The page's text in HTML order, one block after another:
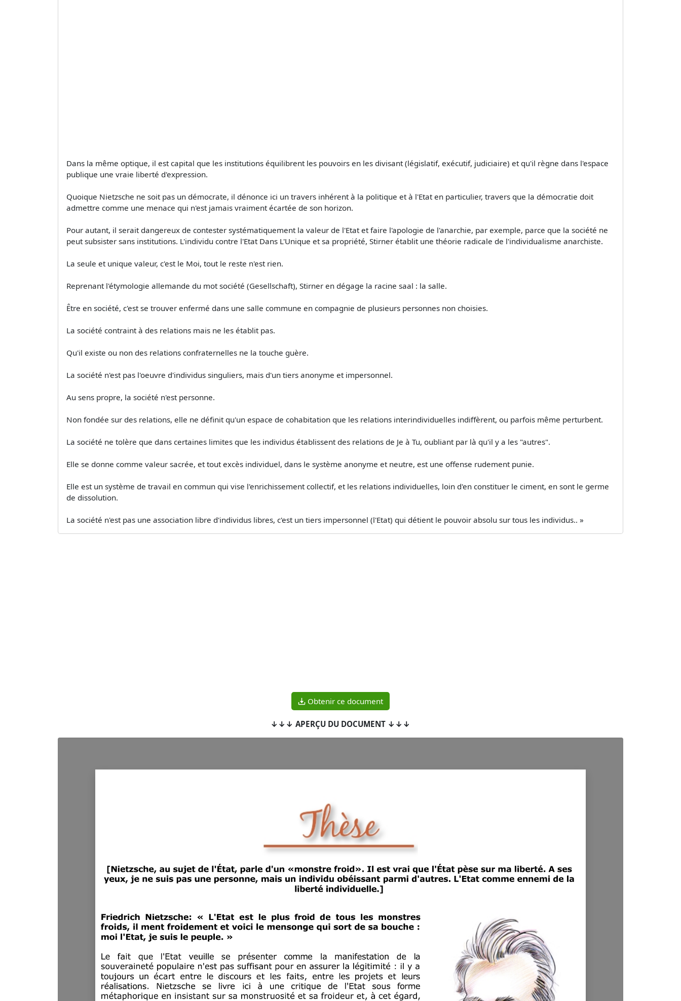
Dans la même optique, il est capital que les institutions équilibrent les pouvoirs en les divisant (législatif, exécutif, judiciaire) et qu'il règne dans l'espace
publique une vraie liberté d'expression.
Quoique Nietzsche ne soit pas un démocrate, il dénonce ici un travers inhérent à la politique et à l'Etat en particulier, travers que la démocratie doit
admettre comme une menace qui n'est jamais vraiment écartée de son horizon.
Pour autant, il serait dangereux de contester systématiquement la valeur de l'Etat et faire l'apologie de l'anarchie, par exemple, parce que la société ne
peut subsister sans institutions. L'individu contre l'Etat Dans L'Unique et sa propriété, Stirner établit une théorie radicale de l'individualisme anarchiste.
La seule et unique valeur, c'est le Moi, tout le reste n'est rien.
Reprenant l'étymologie allemande du mot société (Gesellschaft), Stirner en dégage la racine saal : la salle.
Être en société, c'est se trouver enfermé dans une salle commune en compagnie de plusieurs personnes non choisies.
La société contraint à des relations mais ne les établit pas.
Qu'il existe ou non des relations confraternelles ne la touche guère.
La société n'est pas l'oeuvre d'individus singuliers, mais d'un tiers anonyme et impersonnel.
Au sens propre, la société n'est personne.
Non fondée sur des relations, elle ne définit qu'un espace de cohabitation que les relations interindividuelles indiffèrent, ou parfois même perturbent.
La société ne tolère que dans certaines limites que les individus établissent des relations de Je à Tu, oubliant par là qu'il y a les "autres".
Elle se donne comme valeur sacrée, et tout excès individuel, dans le système anonyme et neutre, est une offense rudement punie.
Elle est un système de travail en commun qui vise l'enrichissement collectif, et les relations individuelles, loin d'en constituer le ciment, en sont le germe
de dissolution.
La société n'est pas une association libre d'individus libres, c'est un tiers impersonnel (l'Etat) qui détient le pouvoir absolu sur tous les individus.. »
Obtenir ce document
↓↓↓ APERÇU DU DOCUMENT ↓↓↓